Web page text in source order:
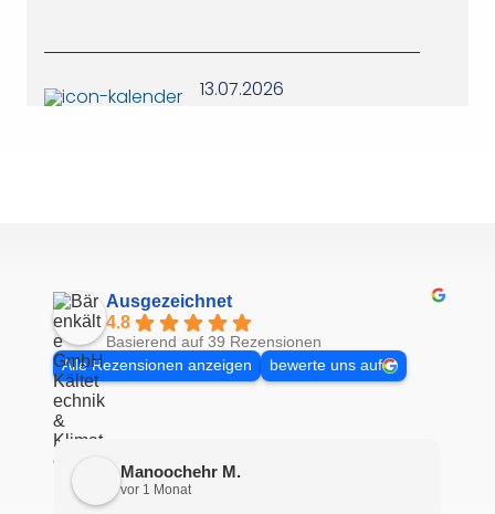
13.07.2026
Ausgezeichnet
4.8
Basierend auf 39 Rezensionen
Alle Rezensionen anzeigen
bewerte uns auf
Manoochehr M.
vor 1 Monat